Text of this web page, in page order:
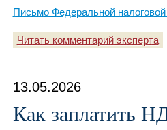
Письмо Федеральной
Читать комментарий эксперта
13.05.2026
Как заплатить